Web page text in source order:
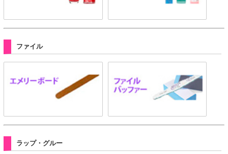
ファイル
ラップ・グルー